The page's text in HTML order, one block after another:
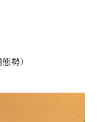
勢）